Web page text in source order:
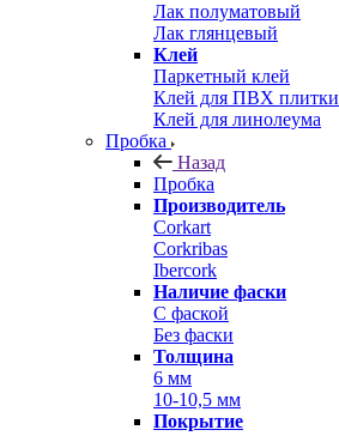
Лак полуматовый
Лак глянцевый
Клей
Паркетный клей
Клей для ПВХ плитки
Клей для линолеума
Пробка
Назад
Пробка
Производитель
Corkart
Corkribas
Ibercork
Наличие фаски
С фаской
Без фаски
Толщина
6 мм
10-10,5 мм
Покрытие